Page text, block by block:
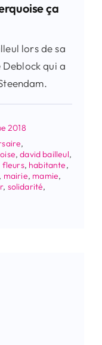
ça
lors de sa
qui a
2018
,
,david bailleul,
fleurs, habitante,
, mairie, mamie,
, solidarité,